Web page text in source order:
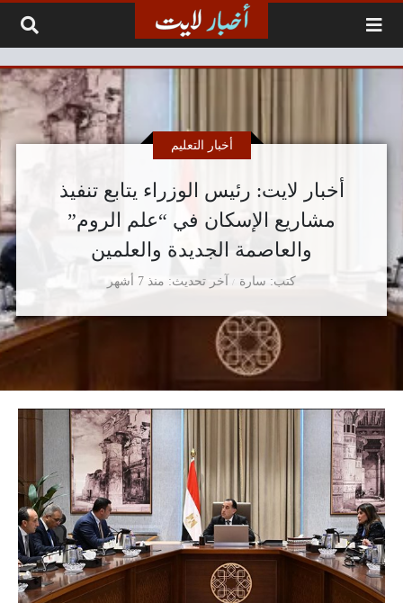
أخبار لايت: رئيس الوزراء يتابع تنفيذ
مشاريع الإسكان في “علم الروم”
والعاصمة الجديدة والعلمين
كتب سارة
أخبار التعليم
آخر تحديث منذ 7 أشهر